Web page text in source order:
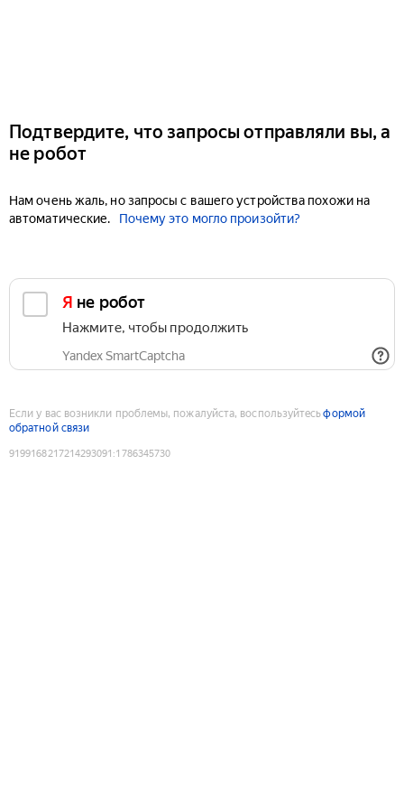
Подтвердите, что запросы отправляли вы, а
не робот
Нам очень жаль, но запросы с вашего устройства похожи на
автоматические.
Почему это могло произойти?
Я не робот
Нажмите, чтобы продолжить
Yandex SmartCaptcha
Если у вас возникли проблемы, пожалуйста, воспользуйтесьформой
обратной связи
9199168217214293091 :1786345730